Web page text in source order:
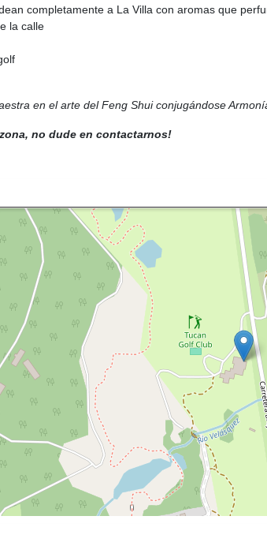
completamente a La Villa con aromas que
la calle
en el arte del Feng Shui conjugándose
no dude en contactarnos!